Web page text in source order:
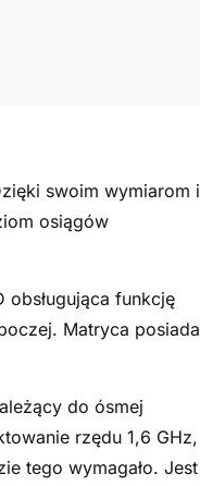
swoim wymiarom i
osiągów
funkcję
Matryca posiada
do ósmej
rzędu 1,6 GHz,
tego wymagało. Jest